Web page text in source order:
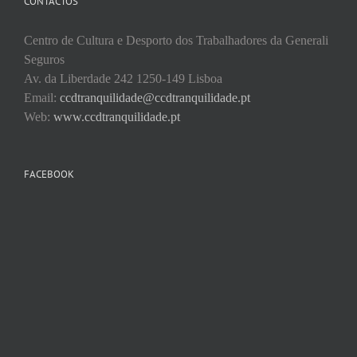
Centro de Cultura e Desporto dos Trabalhadores da Generali
Seguros
Av. da Liberdade 242 1250-149 Lisboa
Email: ccdtranquilidade@ccdtranquilidade.pt
Web: www.ccdtranquilidade.pt
FACEBOOK